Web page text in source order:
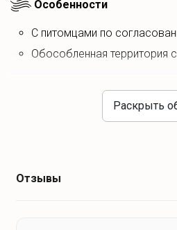
Особенности
С питомцами по
обособленная
Что есть на кухне?
Отзывы